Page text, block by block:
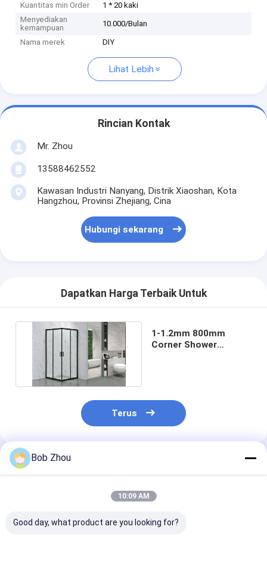
Kuantitas min Order
1 * 20 kaki
Menyediakan
kemampuan
10.000/Bulan
Nama merek DIY
Lihat Lebih
Rincian Kontak
Mr. Zhou
13588462552
Kawasan Industri Nanyang, Distrik Xiaoshan, Kota
Hangzhou, Provinsi Zhejiang, Cina
Hubungi sekarang
Dapatkan Harga Terbaik Untuk
1-1.2mm 800mm
Corner Shower
Terus
Rekomendasi Produk
Bob Zhou
10:09 AM
Good day, what product are you looking for?